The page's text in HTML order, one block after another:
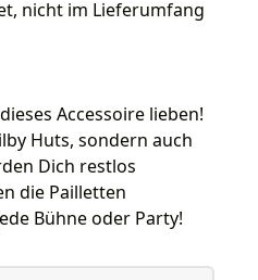
nicht im Lieferumfang
Accessoire lieben!
Huts, sondern auch
Dich restlos
die Pailletten
Bühne oder Party!